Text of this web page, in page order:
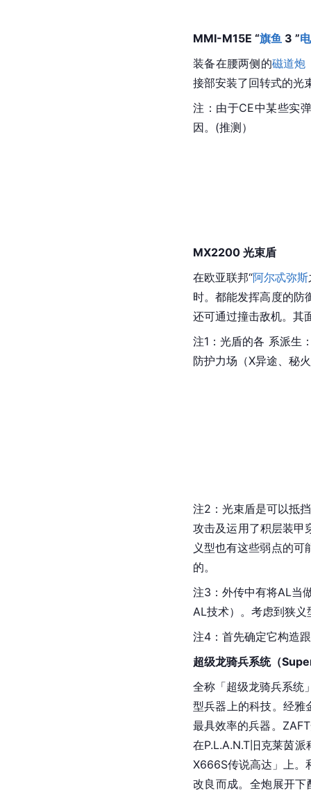
MMI-M15E “旗鱼 3 ”
装备在腰两侧的磁道炮
接部安装了回转式的光
注：由于CE中某些实
因。(推测）
MX2200 光束盾
在欧亚联邦“阿尔忒弥斯
时。都能发挥高度的防
还可通过撞击敌机。其
注1：光盾的各 系派生
防护力场（X异途、秘
注2：光束盾是可以抵挡
攻击及运用了积层装甲
义型也有这些弱点的可
的。
注3：外传中有将AL当
AL技术）。考虑到狭
注4：首先确定它构造
超级龙骑兵系统（
全称「超级龙骑兵系统
型兵器上的科技。经雅
最具效率的兵器。
在P.L.A.N.T旧克莱茵派
X666S传说高达」上。
改良而成。全炮展开